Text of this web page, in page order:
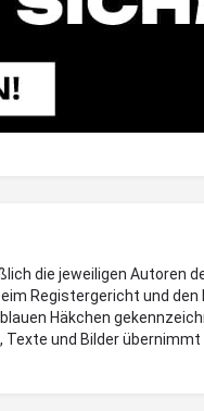
die jeweiligen Autoren
Registergericht und den
Häkchen
und Bilder übernimmt